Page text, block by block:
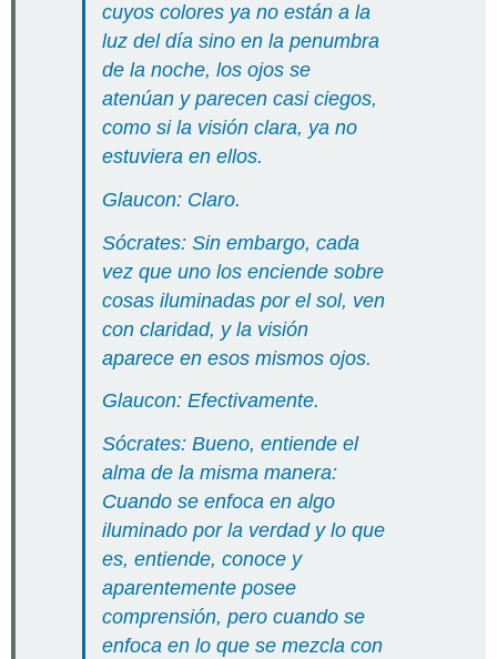
cuyos colores ya no están a la
luz del día sino en la penumbra
de la noche, los ojos se
atenúan y parecen casi ciegos,
como si la visión clara, ya no
estuviera en ellos.
Glaucon: Claro.
Sócrates: Sin embargo, cada
vez que uno los enciende sobre
cosas iluminadas por el sol, ven
con claridad, y la visión
aparece en esos mismos ojos.
Glaucon: Efectivamente.
Sócrates: Bueno, entiende el
alma de la misma manera:
Cuando se enfoca en algo
iluminado por la verdad y lo que
es, entiende, conoce y
aparentemente posee
comprensión, pero cuando se
enfoca en lo que se mezcla con